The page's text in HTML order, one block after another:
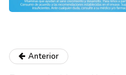
Anterior